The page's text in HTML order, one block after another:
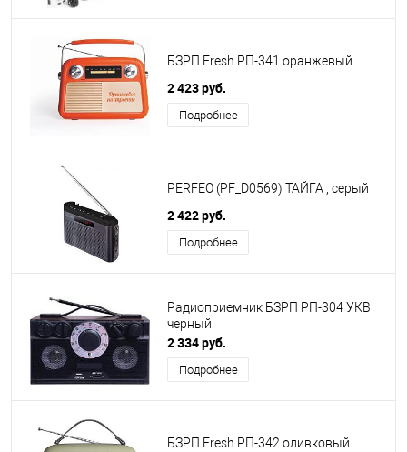
БЗРП Fresh РП-341 оранжевый
2 423 руб.
Подробнее
PERFEO (PF_D0569) ТАЙГА , серый
2 422 руб.
Подробнее
Радиоприемник БЗРП РП-304 УКВ
черный
2 334 руб.
Подробнее
БЗРП Fresh РП-342 оливковый